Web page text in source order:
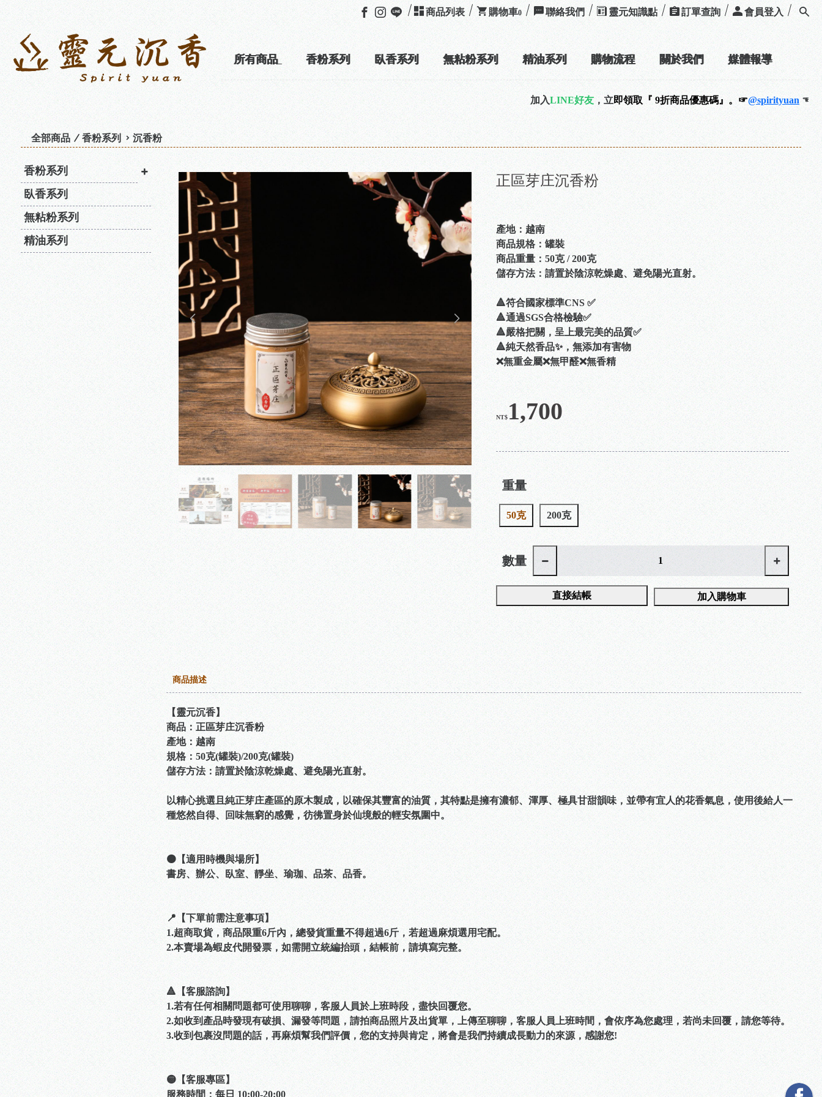
商品列表 購物車0 聯絡我們 靈元知識點 訂單查詢 會員登入
所有商品 香粉系列 臥香系列 無粘粉系列 精油系列 購物流程 關於我們 媒體報導
LINE好友，立即領取『 9折商品優惠碼』。☞@spirityuan☜
全部商品 香粉系列 沉香粉
香粉系列
臥香系列
無粘粉系列
精油系列
正區芽庄沉香粉
產地：越南
商品規格：罐裝
商品重量：50克 / 200克
儲存方法：請置於陰涼乾燥處、避免陽光直射。
🔺符合國家標準CNS ✅
🔺通過SGS合格檢驗✅
🔺嚴格把關，呈上最完美的品質✅
🔺純天然香品✨，無添加有害物
❌無重金屬❌無甲醛❌無香精
NT$1,700
重量
50克 200克
數量
直接結帳 加入購物車
商品描述
【靈元沉香】
商品：正區芽庄沉香粉
產地：越南
規格：50克(罐裝)/200克(罐裝)
儲存方法：請置於陰涼乾燥處、避免陽光直射。
以精心挑選且純正芽庄產區的原木製成，以確保其豐富的油質，其特點是擁有濃郁、渾厚、極具甘甜韻味，並帶有宜人的花香氣息，使用後給人一
種悠然自得、回味無窮的感覺，彷彿置身於仙境般的輕安氛圍中。
🟠【適用時機與場所】
書房、辦公、臥室、靜坐、瑜珈、品茶、品香。
📍【下單前需注意事項】
1.超商取貨，商品限重6斤內，總發貨重量不得超過6斤，若超過麻煩選用宅配。
2.本賣場為蝦皮代開發票，如需開立統編抬頭，結帳前，請填寫完整。
🔺【客服諮詢】
1.若有任何相關問題都可使用聊聊，客服人員於上班時段，盡快回覆您。
2.如收到產品時發現有破損、漏發等問題，請拍商品照片及出貨單，上傳至聊聊，客服人員上班時間，會依序為您處理，若尚未回覆，請您等待。
3.收到包裹沒問題的話，再麻煩幫我們評價，您的支持與肯定，將會是我們持續成長動力的來源，感謝您!
🟡【客服專區】
服務時間：每日 10:00-20:00